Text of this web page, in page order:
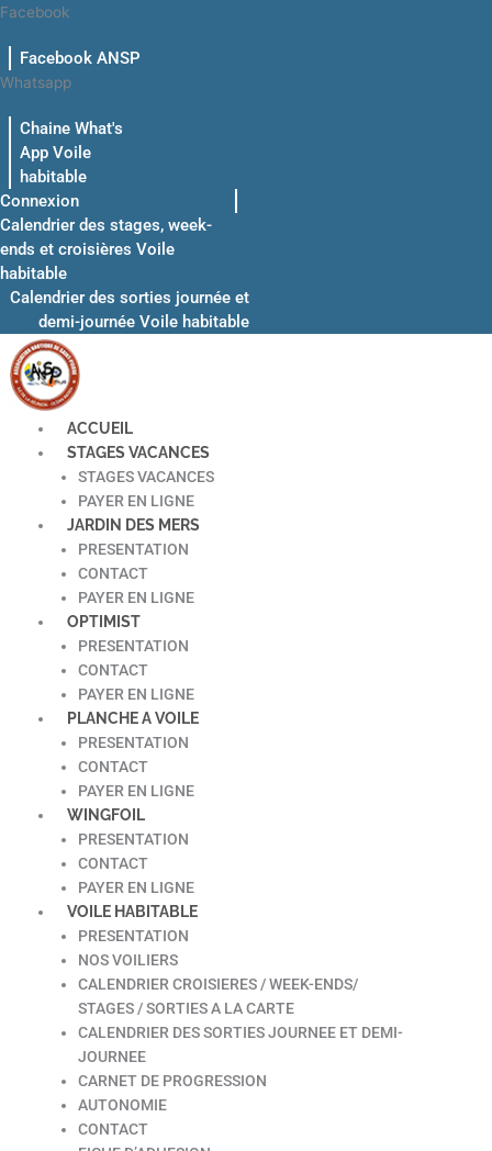
Aller
contenu
Facebook
Facebook ANSP
Whatsapp
Chaine What's
App Voile
habitable
Connexion
Calendrier des stages, week-
ends et croisières Voile
habitable
Calendrier des sorties journée et
demi-journée Voile habitable
ACCUEIL
STAGES VACANCES
STAGES VACANCES
PAYER EN LIGNE
JARDIN DES MERS
PRESENTATION
CONTACT
PAYER EN LIGNE
OPTIMIST
PRESENTATION
CONTACT
PAYER EN LIGNE
PLANCHE A VOILE
PRESENTATION
CONTACT
PAYER EN LIGNE
WINGFOIL
PRESENTATION
CONTACT
PAYER EN LIGNE
VOILE HABITABLE
PRESENTATION
NOS VOILIERS
CALENDRIER CROISIERES / WEEK-ENDS/
STAGES / SORTIES A LA CARTE
CALENDRIER DES SORTIES JOURNEE ET DEMI-
JOURNEE
CARNET DE PROGRESSION
AUTONOMIE
CONTACT